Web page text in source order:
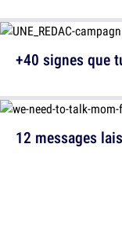
12 messages
+40 signes que